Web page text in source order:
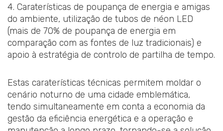
4. Caraterísticas de poupança de energia e amigas
do ambiente, utilização de tubos de néon LED
(mais de 70% de poupança de energia em
comparação com as fontes de luz tradicionais) e
apoio à estratégia de controlo de partilha de tempo.
Estas caraterísticas técnicas permitem moldar o
cenário noturno de uma cidade emblemática,
tendo simultaneamente em conta a economia da
gestão da eficiência energética e a operação e